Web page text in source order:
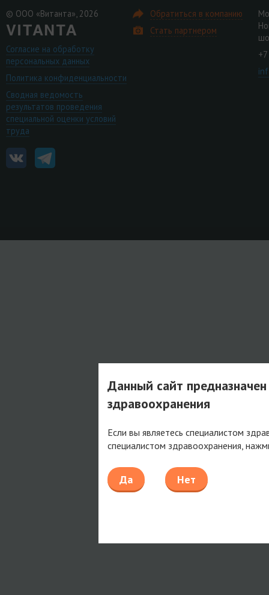
© ООО «Витанта», 2026
Согласие на обработку
персональных данных
Политика конфиденциальности
Сводная ведомость
результатов проведения
специальной оценки условий
труда
Обратиться в компанию
Стать партнером
Данный сайт
здравоохранения
Если вы являетесь специалистом
специалистом здравоохранения,
Да Нет